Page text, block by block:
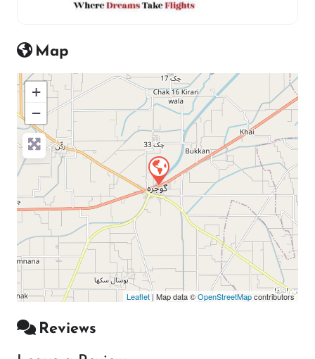
Map
+
−
Press Enter key to search
Leaflet | Map data ©OpenStreetMapcontributors
Reviews